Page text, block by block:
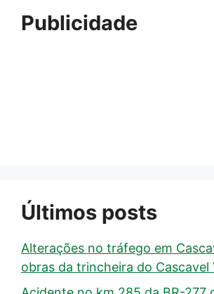
Publicidade
Últimos posts
Alterações no tráfego em
obras da trincheira do Cascavel